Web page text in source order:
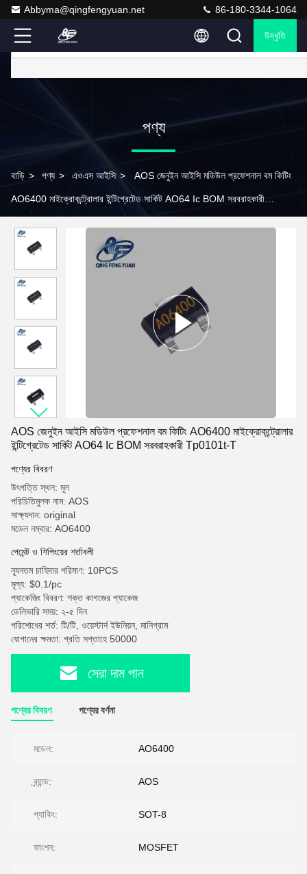
Abbyma@qingfengyuan.net 86-180-3344-1064
উদ্ধৃতি
পণ্য
বাড়ি > পণ্য > এওএস আইসি > AOS জেনুইন আইসি মডিউল প্রফেশনাল বম কিটিং
AO6400 মাইক্রোকন্ট্রোলার ইন্টিগ্রেটেড সার্কিট AO64 Ic BOM সরবরাহকারী
AOS জেনুইন আইসি মডিউল প্রফেশনাল বম কিটিং AO6400 মাইক্রোকন্ট্রোলার
ইন্টিগ্রেটেড সার্কিট AO64 Ic BOM সরবরাহকারী Tp0101t-T
পণ্যের বিবরণ
উৎপত্তি স্থল: মূল
পরিচিতিমুলক নাম: AOS
সাক্ষ্যদান: original
মডেল নম্বার: AO6400
পেমেন্ট ও শিপিংয়ের শর্তাবলী
ন্যূনতম চাহিদার পরিমাণ: 10PCS
মূল্য: $0.1/pc
প্যাকেজিং বিবরণ: শক্ত কাগজের প্যাকেজ
ডেলিভারি সময়: ২-৫ দিন
পরিশোধের শর্ত: টি/টি, ওয়েস্টার্ন ইউনিয়ন, মানিগ্রাম
যোগানের ক্ষমতা: প্রতি সপ্তাহে 50000
সেরা দাম পান
পণ্যের বিবরণ পণ্যের বর্ণনা
মডেল: AO6400
ব্র্যান্ড: AOS
প্যাকিং: SOT-8
ফাংশন: MOSFET